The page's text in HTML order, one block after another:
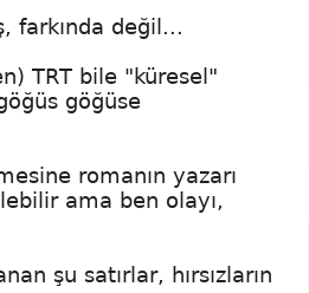
farkında değil...
TRT bile "küresel"
göğüse
romanın yazarı
ama ben olayı,
şu satırlar, hırsızların